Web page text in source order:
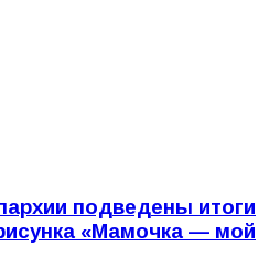
подведены итоги
«Мамочка — мой